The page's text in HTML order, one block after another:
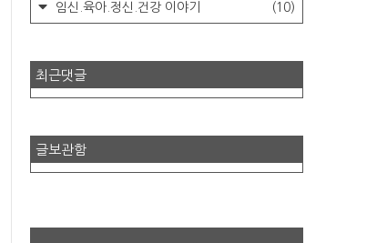
임신.육아.정신.건강 이야기 (10)
최근댓글
글보관함